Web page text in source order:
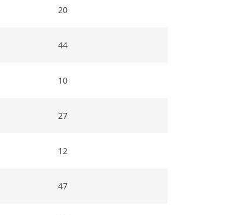
20
44
10
27
12
47